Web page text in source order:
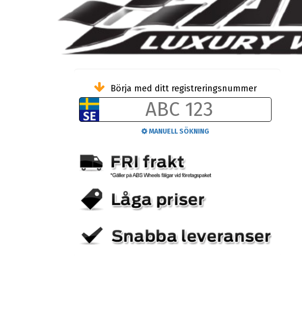
Börja med ditt registreringsnummer
MANUELL SÖKNING